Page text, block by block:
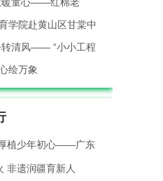
学院赴黄山区甘棠中
转清风—— “小小工程
绘万象
植少年初心——广东
非遗润疆育新人